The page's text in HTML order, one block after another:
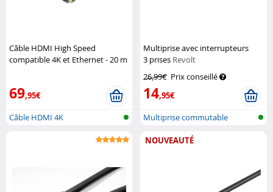
Câble HDMI High Speed
compatible 4K et Ethernet - 20 m
69,95€
Câble HDMI 4K
Multiprise avec interrupteurs
3 prises Revolt
26,99€ Prix conseillé
14,95€
Multiprise commutable
NOUVEAUTÉ